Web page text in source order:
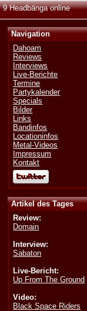
9 Headbänga online
Navigation
Dahoam
Reviews
Interviews
Live-Berichte
Termine
Partykalender
Specials
Bilder
Links
Bandinfos
Locationinfos
Metal-Videos
Impressum
Kontakt
Artikel des Tages
Review:
Domain
Interview:
Sabaton
Live-Bericht:
Up From The Ground
Video:
Black Space Riders